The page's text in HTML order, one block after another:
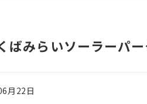
ばみらいソーラーパ
月22日